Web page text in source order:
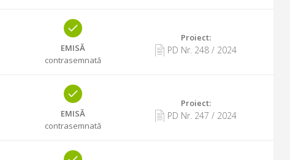
EMISĂ
contrasemnată
Proiect:
PD Nr. 248/ 2024
EMISĂ
contrasemnată
Proiect:
PD Nr. 247 / 2024